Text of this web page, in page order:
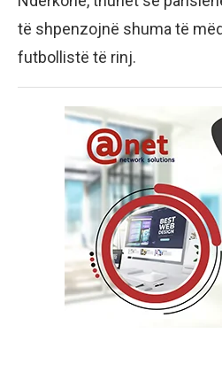
të shpenzojnë shuma të
futbollistë të rinj.